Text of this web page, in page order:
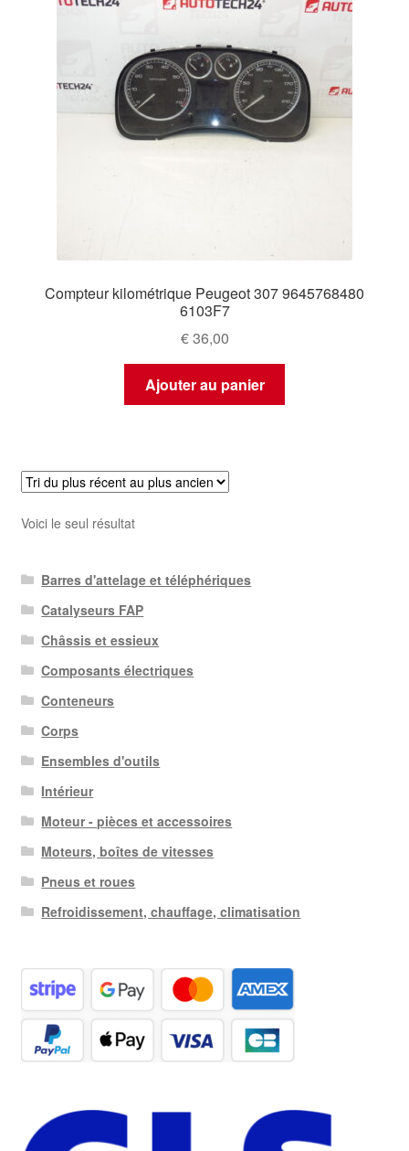
Compteur kilométrique Peugeot 307 9645768480
6103F7
€36,00
Ajouter au panier
Voici le seul résultat
Barres d'attelage et téléphériques
Catalyseurs FAP
Châssis et essieux
Composants électriques
Conteneurs
Corps
Ensembles d'outils
Intérieur
Moteur - pièces et accessoires
Moteurs, boîtes de vitesses
Pneus et roues
Refroidissement, chauffage, climatisation